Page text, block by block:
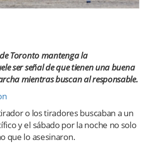
Toronto mantenga la
ser señal de que tienen una buena
mientras buscan al responsable.
o los tiradores buscaban a un
y el sábado por la noche no solo
que lo asesinaron.